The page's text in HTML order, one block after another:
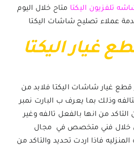
تلفزيون اليكتا متاح خلال اليوم
عملاء تصليح شاشات اليكتا
غيار اليكتا
غيار شاشات اليكتا فلابد من
وذلك بما يعرف ب البارت نمبر
من انها بالفعل تالفه وغير
خلال فني متخصص في مجال
المنزليه فاذا اردت تحديد والتاكد من